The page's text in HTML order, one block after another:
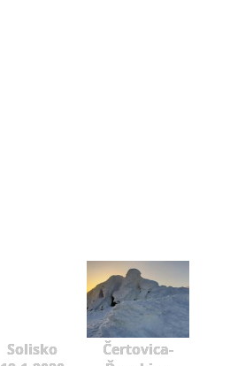
Solisko
Čertovica-